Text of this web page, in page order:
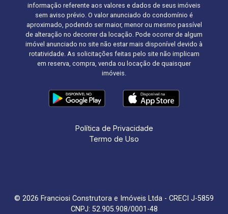
informação referente aos valores e dados de seus imóveis
sem aviso prévio. O valor anunciado do condomínio é
aproximado, podendo ser maior, menor ou mesmo passível
de alteração no decorrer da locação. Pode ocorrer de algum
imóvel anunciado no site não estar mais disponível devido à
rotatividade. As solicitações feitas pelo site não implicam
em reserva, compra, venda ou locação de quaisquer
imóveis.
Política de Privacidade
Termo de Uso
© 2026 Franciosi Construtora e Imóveis Ltda - CRECI J-5859
CNPJ: 52.905.908/0001-48